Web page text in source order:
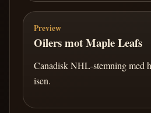
Preview
Oilers mot Maple Leafs
Canadisk NHL-stemning med
isen.